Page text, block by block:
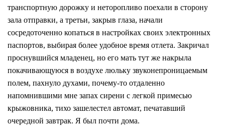
транспортную дорожку и неторопливо поехали в сторону
зала отправки, а третьи, закрыв глаза, начали
сосредоточенно копаться в настройках своих электронных
паспортов, выбирая более удобное время отлета. Закричал
проснувшийся младенец, но его мать тут же накрыла
покачивающуюся в воздухе люльку звуконепроницаемым
полем, пахнуло духами, почему-то отдаленно
напомнившими мне запах сирени с легкой примесью
крыжовника, тихо зашелестел автомат, печатавший
очередной завтрак. Я был почти дома.